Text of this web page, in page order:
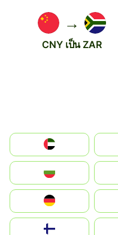
→
CNY เป็น ZAR
الإمارات العربية المتحدة
Switzerland
Deutschland
United Kingdom